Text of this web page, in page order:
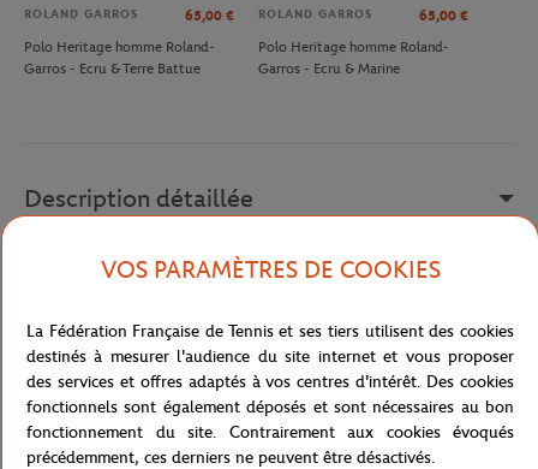
ROLAND GARROS 65,00 €
Polo Heritage homme Roland-
Garros - Ecru & Terre Battue
ROLAND GARROS 65,00 €
Polo Heritage homme Roland-
Garros - Ecru & Marine
Description détaillée
Le polo Club Lacoste x Roland-Garros incarne l'élégance
Confectionné en Petit Piqué extensible en coton issu de
l'agriculture biologique, il offre une matière confortable et de
qualité, parfaite pour un look chic et décontracté.
Sa coupe classic fit, aux manches confortables, dessine une
silhouette intemporelle qui s'accorde aussi bien avec un jean
VOS PARAMÈTRES DE COOKIES
La Fédération Française de Tennis et ses tiers utilisent des cookies
destinés à mesurer l'audience du site internet et vous proposer
des services et offres adaptés à vos centres d'intérêt. Des cookies
fonctionnels sont également déposés et sont nécessaires au bon
fonctionnement du site. Contrairement aux cookies évoqués
précédemment, ces derniers ne peuvent être désactivés.